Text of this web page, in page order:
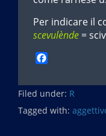
Per indicare il
scevulènde =
c
e
b
Filed under: R
Tagged with: